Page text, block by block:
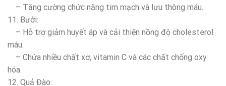
– Tăng cường chức năng tim mạch và lưu thông máu.
11. Bưởi:
– Hỗ trợ giảm huyết áp và cải thiện nồng độ cholesterol
máu.
– Chứa nhiều chất xơ, vitamin C và các chất chống oxy
hóa.
12. Quả Đào: